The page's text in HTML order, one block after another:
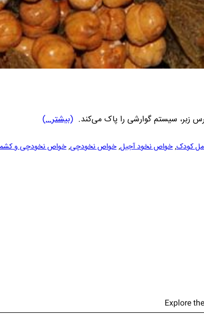
زبر، سیستم گوارشی را پاک می‌کند. (بیشتر…)
کودک,خواص نخود آجیل,خواص نخودچی,خواص نخودچی و
Explore